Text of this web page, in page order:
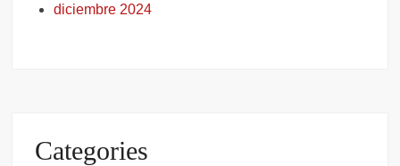
diciembre 2024
Categories